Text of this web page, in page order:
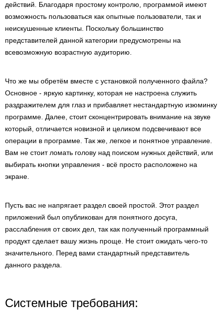
действий. Благодаря простому контролю, программой имеют
возможность пользоваться как опытные пользователи, так и
неискушенные клиенты. Поскольку большинство
представителей данной категории предусмотрены на
всевозможную возрастную аудиторию.
Что же мы обретём вместе с установкой полученного файла?
Основное - яркую картинку, которая не настроена служить
раздражителем для глаз и прибавляет нестандартную изюминку
программе. Далее, стоит сконцентрировать внимание на звуке
который, отличается новизной и целиком подсвечивают все
операции в программе. Так же, легкое и понятное управление.
Вам не стоит ломать голову над поиском нужных действий, или
выбирать кнопки управления - всё просто расположено на
экране.
Пусть вас не напрягает раздел своей простой. Этот раздел
приложений был опубликован для понятного досуга,
расслабления от своих дел, так как полученный программный
продукт сделает вашу жизнь проще. Не стоит ожидать чего-то
значительного. Перед вами стандартный представитель
данного раздела.
Системные требования: